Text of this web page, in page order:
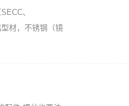
、
材，不锈钢（镜